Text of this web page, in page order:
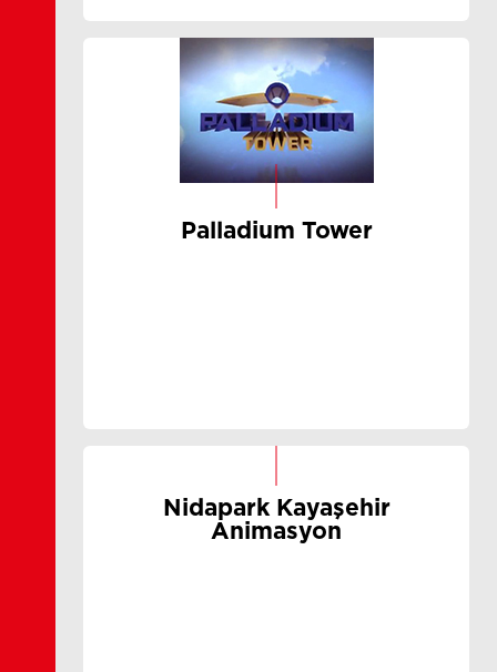
Palladium Tower
Nidapark Kayaşehir
Animasyon